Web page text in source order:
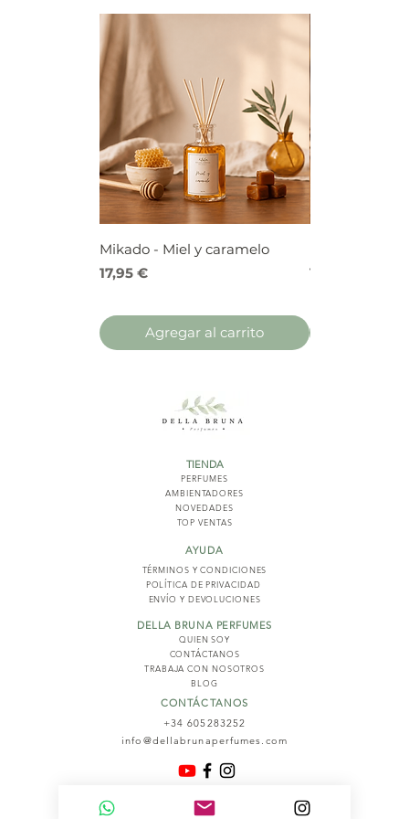
Mikado - Miel y caramelo
Precio
17,95 €
Agregar al carrito
Precio
17,95 €
TIENDA
PERFUMES
AMBIENTADORES
NOVEDADES
TOP VENTAS
AYUDA
TÉRMINOS Y CONDICIONES
POLÍTICA DE PRIVACIDAD
ENVÍO Y DEVOLUCIONES
DELLA BRUNA PERFUMES
QUIEN SOY
CONTÁCTANOS
TRABAJA CON NOSOTROS
BLOG
CONTÁCTANOS
+34 605283252
info@dellabrunaperfumes.com
Della Bruna Perfumes